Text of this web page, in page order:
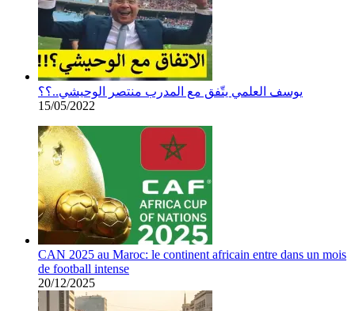
يوسف العلمي يتّفق مع المدرب منتصر الوحيشي..؟؟
15/05/2022
CAN 2025 au Maroc: le continent africain entre dans un mois
de football intense
20/12/2025